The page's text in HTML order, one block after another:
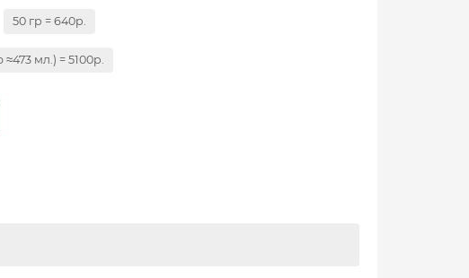
50 гр = 640р.
≈473 мл.) = 5100р.